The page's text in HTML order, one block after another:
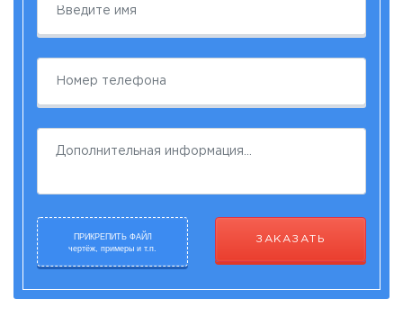
ПРИКРЕПИТЬ ФАЙЛ
чертёж, примеры и т.п.
ЗАКАЗАТЬ